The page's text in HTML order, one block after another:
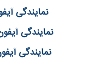
نمایندگی
نمایندگی
نمایندگی